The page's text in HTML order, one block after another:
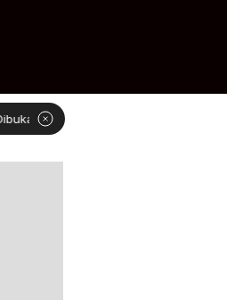
4 Beasiswa Gratis Kuliah